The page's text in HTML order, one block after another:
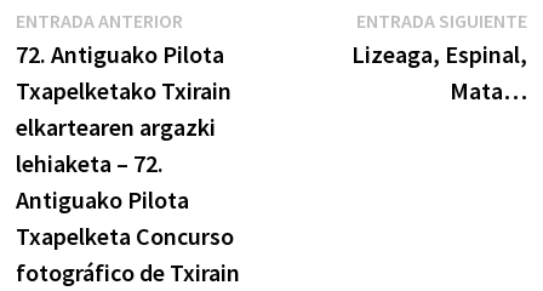
Navegación
de
entradas
ENTRADA ANTERIOR
anterior:
72. Antiguako Pilota
Txapelketako Txirain
elkartearen argazki
lehiaketa – 72.
Antiguako Pilota
Txapelketa Concurso
fotográfico de Txirain
ENTRADA SIGUIENTE
Lizeaga, Espinal,
Mata…